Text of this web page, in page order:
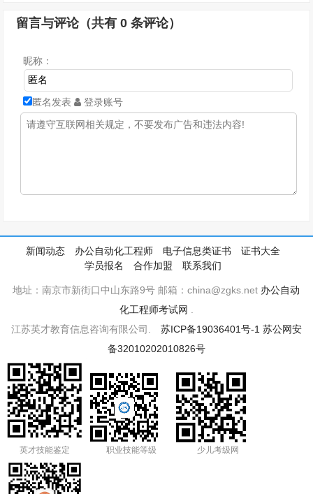
留言与评论（共有0 条评论）
昵称：
匿名发表 登录账号
新闻动态 办公自动化工程师 电子信息类证书
证书大全
学员报名
合作加盟 联系我们
地址：南京市新街口中山东路9号 邮箱：china@zgks.net 办公自动
化工程师考试网
江苏英才教育信息咨询有限公司. 苏ICP备19036401号-1 苏公网安
备32010202010826号
英才技能鉴定 职业技能等级 少儿考级网